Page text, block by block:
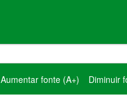
Aumentar fonte (A+) Diminuir